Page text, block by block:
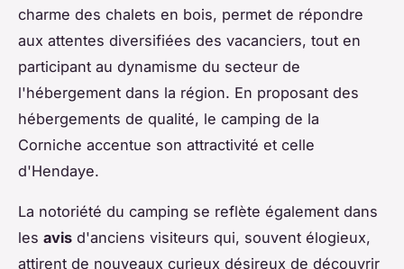
charme des chalets en bois, permet de répondre
aux attentes diversifiées des vacanciers, tout en
participant au dynamisme du secteur de
l'hébergement dans la région. En proposant des
hébergements de qualité, le camping de la
Corniche accentue son attractivité et celle
d'Hendaye.
La notoriété du camping se reflète également dans
les avis d'anciens visiteurs qui, souvent élogieux,
attirent de nouveaux curieux désireux de découvrir